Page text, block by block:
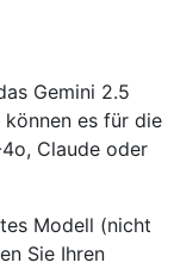
Gemini 2.5
es für die
Claude oder
Modell (nicht
Sie Ihren